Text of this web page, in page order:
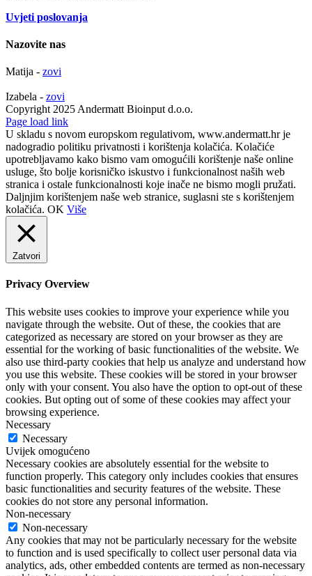
Uvjeti poslovanja
Nazovite nas
Matija - zovi
Izabela - zovi
Copyright 2025 Andermatt Bioinput d.o.o.
Facebook
Page load link
U skladu s novom europskom regulativom, www.andermatt.hr je
nadogradio politiku privatnosti i korištenja kolačića. Kolačiće
upotrebljavamo kako bismo vam omogućili korištenje naše online
usluge, što bolje korisničko iskustvo i funkcionalnost naših web
stranica i ostale funkcionalnosti koje inače ne bismo mogli pružati.
Daljnjim korištenjem naše web stranice, suglasni ste s korištenjem
kolačića. OK Više
Zatvori
Privacy Overview
This website uses cookies to improve your experience while you
navigate through the website. Out of these, the cookies that are
categorized as necessary are stored on your browser as they are
essential for the working of basic functionalities of the website. We
also use third-party cookies that help us analyze and understand how
you use this website. These cookies will be stored in your browser
only with your consent. You also have the option to opt-out of these
cookies. But opting out of some of these cookies may affect your
browsing experience.
Necessary
Necessary
Uvijek omogućeno
Necessary cookies are absolutely essential for the website to
function properly. This category only includes cookies that ensures
basic functionalities and security features of the website. These
cookies do not store any personal information.
Non-necessary
Non-necessary
Any cookies that may not be particularly necessary for the website
to function and is used specifically to collect user personal data via
analytics, ads, other embedded contents are termed as non-necessary